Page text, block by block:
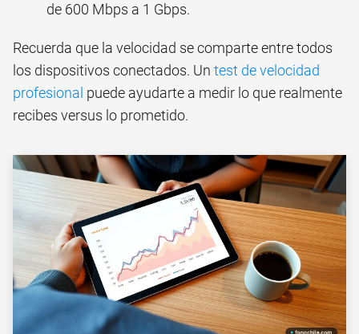
de 600 Mbps a 1 Gbps.
Recuerda que la velocidad se comparte entre todos
los dispositivos conectados. Un test de velocidad
profesional puede ayudarte a medir lo que realmente
recibes versus lo prometido.